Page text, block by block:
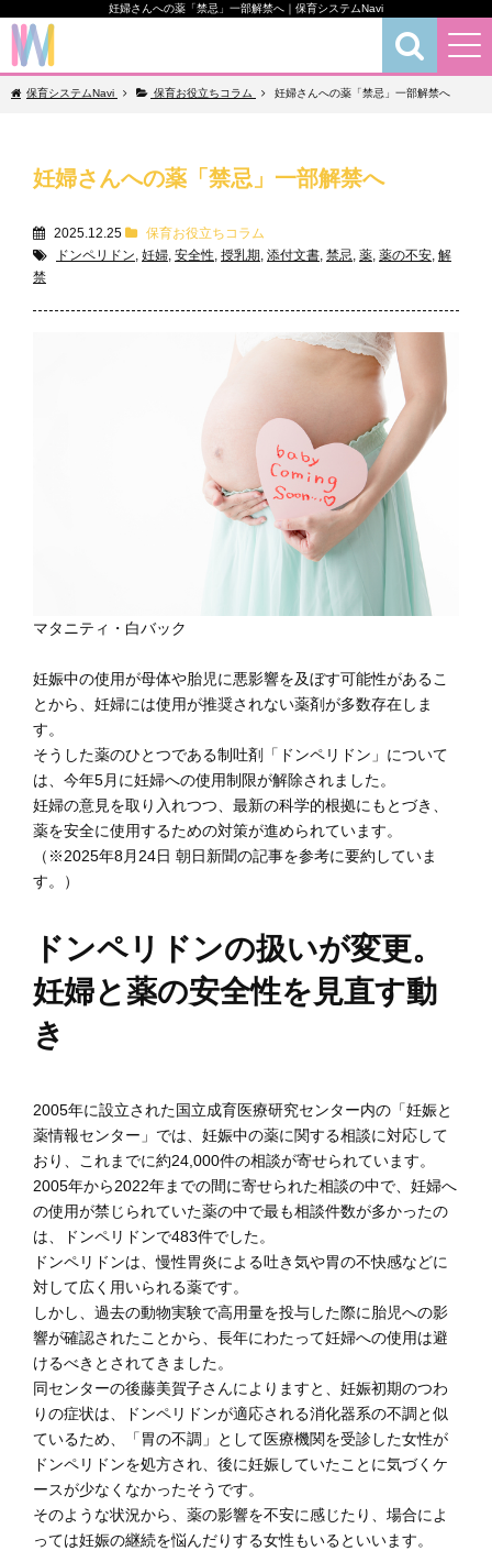
妊婦さんへの薬「禁忌」一部解禁へ｜保育システムNavi
保育システムNavi 保育お役立ちコラム 妊婦さんへの薬「禁忌」一部解禁へ
妊婦さんへの薬「禁忌」一部解禁へ
2025.12.25
保育お役立ちコラム
ドンペリドン, 妊婦, 安全性, 授乳期, 添付文書, 禁忌, 薬, 薬の不安, 解
禁
マタニティ・白バック
妊娠中の使用が母体や胎児に悪影響を及ぼす可能性があるこ
とから、妊婦には使用が推奨されない薬剤が多数存在しま
す。
そうした薬のひとつである制吐剤「ドンペリドン」について
は、今年5月に妊婦への使用制限が解除されました。
妊婦の意見を取り入れつつ、最新の科学的根拠にもとづき、
薬を安全に使用するための対策が進められています。
（※2025年8月24日 朝日新聞の記事を参考に要約していま
す。）
ドンペリドンの扱いが変更。
妊婦と薬の安全性を見直す動
き
2005年に設立された国立成育医療研究センター内の「妊娠と
薬情報センター」では、妊娠中の薬に関する相談に対応して
おり、これまでに約24,000件の相談が寄せられています。
2005年から2022年までの間に寄せられた相談の中で、妊婦へ
の使用が禁じられていた薬の中で最も相談件数が多かったの
は、ドンペリドンで483件でした。
ドンペリドンは、慢性胃炎による吐き気や胃の不快感などに
対して広く用いられる薬です。
しかし、過去の動物実験で高用量を投与した際に胎児への影
響が確認されたことから、長年にわたって妊婦への使用は避
けるべきとされてきました。
同センターの後藤美賀子さんによりますと、妊娠初期のつわ
りの症状は、ドンペリドンが適応される消化器系の不調と似
ているため、「胃の不調」として医療機関を受診した女性が
ドンペリドンを処方され、後に妊娠していたことに気づくケ
ースが少なくなかったそうです。
そのような状況から、薬の影響を不安に感じたり、場合によ
っては妊娠の継続を悩んだりする女性もいるといいます。
保育お役立ちコラム